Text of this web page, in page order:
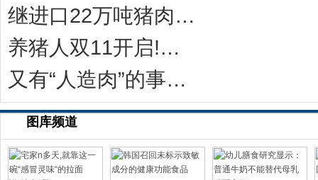
继进口22万吨猪肉后，中国对西班牙等国宣布一
养猪人双11开启!今年有10万家猪场在网上采
又有“人造肉”的事儿？科学家：无需饲养和屠宰
图库频道